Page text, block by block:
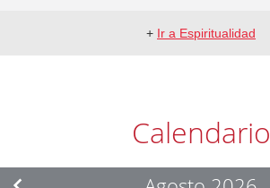
+ Ir a Espiritualidad
Calendario